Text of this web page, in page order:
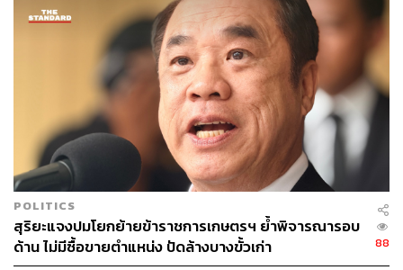
POLITICS
สุริยะแจงปมโยกย้ายข้าราชการเกษตรฯ ย้ำพิจารณารอบ
ด้าน ไม่มีซื้อขายตำแหน่ง ปัดล้างบางขั้วเก่า
88